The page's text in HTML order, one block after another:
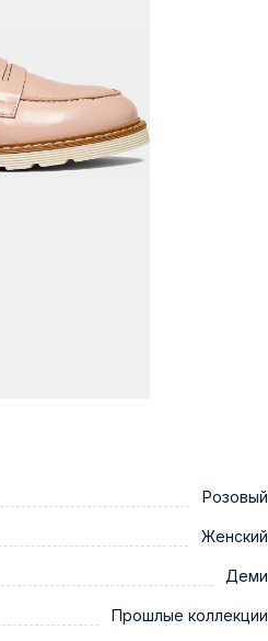
Розовый
Женский
Деми
Прошлые коллекции